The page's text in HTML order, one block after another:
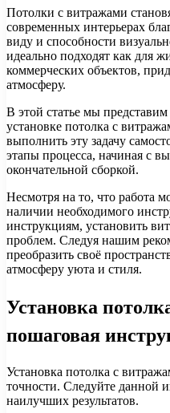
Потолки с витражами
современных интерьерах
виду и способности
идеально подходят как для
коммерческих объектов,
атмосферу.
В этой статье мы представим
установке потолка с
выполнить эту задачу
этапы процесса, начиная с
окончательной сборкой.
Несмотря на то, что работа
наличии необходимого
инструкциям, установить
проблем. Следуя нашим
преобразить своё
атмосферу уюта и стиля.
Установка
пошаговая
Установка потолка с
точности. Следуйте данной
наилучших результатов.